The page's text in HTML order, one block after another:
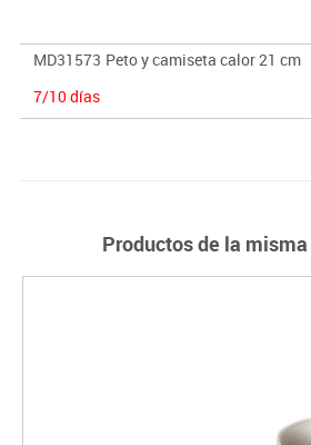
MD31573 Peto y camiseta calor 21 cm
7/10 días
Productos de la